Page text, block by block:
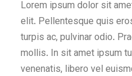
Lorem ipsum dolor sit
elit. Pellentesque quis
turpis ac, pulvinar odio.
mollis. In sit amet ipsum
venenatis, libero vel